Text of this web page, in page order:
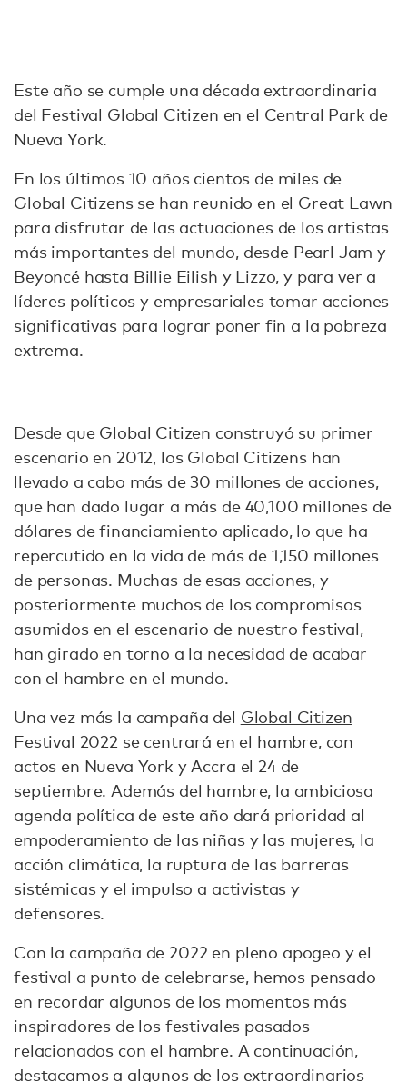
Este año se cumple una década extraordinaria
del Festival Global Citizen en el Central Park de
Nueva York.
En los últimos 10 años cientos de miles de
Global Citizens se han reunido en el Great Lawn
para disfrutar de las actuaciones de los artistas
más importantes del mundo, desde Pearl Jam y
Beyoncé hasta Billie Eilish y Lizzo, y para ver a
líderes políticos y empresariales tomar acciones
significativas para lograr poner fin a la pobreza
extrema.
Desde que Global Citizen construyó su primer
escenario en 2012, los Global Citizens han
llevado a cabo más de 30 millones de acciones,
que han dado lugar a más de 40,100 millones de
dólares de financiamiento aplicado, lo que ha
repercutido en la vida de más de 1,150 millones
de personas. Muchas de esas acciones, y
posteriormente muchos de los compromisos
asumidos en el escenario de nuestro festival,
han girado en torno a la necesidad de acabar
con el hambre en el mundo.
Una vez más la campaña del Global Citizen
Festival 2022 se centrará en el hambre, con
actos en Nueva York y Accra el 24 de
septiembre. Además del hambre, la ambiciosa
agenda política de este año dará prioridad al
empoderamiento de las niñas y las mujeres, la
acción climática, la ruptura de las barreras
sistémicas y el impulso a activistas y
defensores.
Con la campaña de 2022 en pleno apogeo y el
festival a punto de celebrarse, hemos pensado
en recordar algunos de los momentos más
inspiradores de los festivales pasados
relacionados con el hambre. A continuación,
destacamos a algunos de los extraordinarios